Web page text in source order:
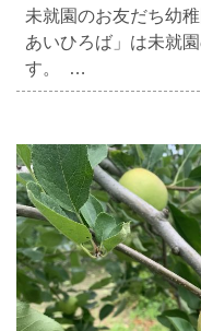
未就園のお友だち幼
あいひろば」は未就
す。 …